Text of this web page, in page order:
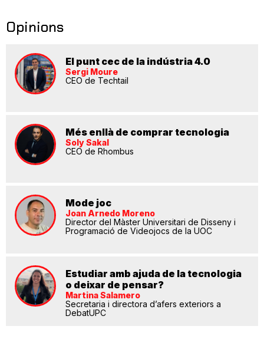
Opinions
El punt cec de la indústria 4.0
Sergi Moure
CEO de Techtail
Més enllà de comprar tecnologia
Soly Sakal
CEO de Rhombus
Mode joc
Joan Arnedo Moreno
Director del Màster Universitari de Disseny i
Programació de Videojocs de la UOC
Estudiar amb ajuda de la tecnologia
o deixar de pensar?
Martina Salamero
Secretaria i directora d’afers exteriors a
DebatUPC